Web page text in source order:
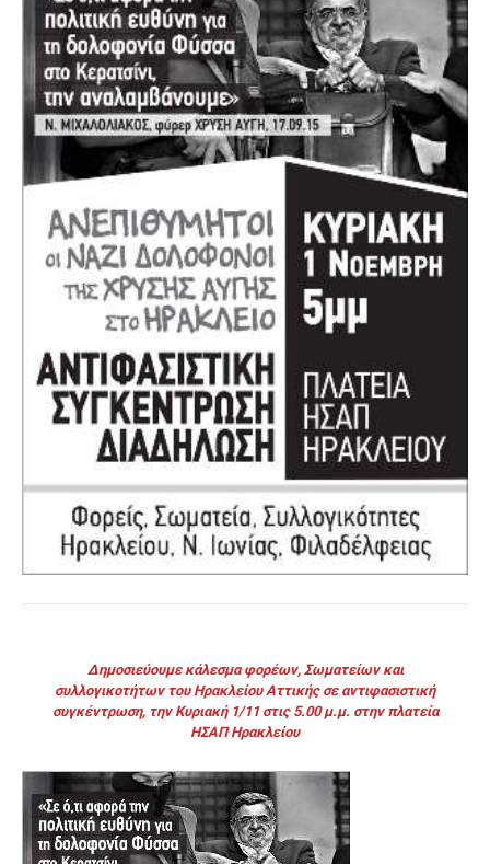
Δημοσιεύουμε κάλεσμα φορέων, Σωματείων και
συλλογικοτήτων του Ηρακλείου Αττικής σε αντιφασιστική
συγκέντρωση, την Κυριακή 1/11 στις 5.00 μ.μ. στην πλατεία
ΗΣΑΠ Ηρακλείου